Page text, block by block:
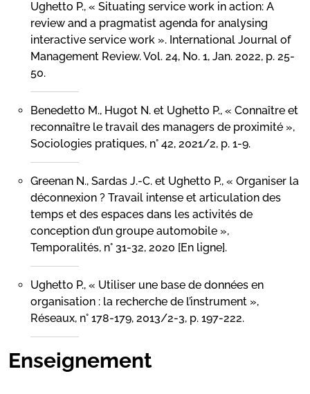
Ughetto P., « Situating service work in action: A
review and a pragmatist agenda for analysing
interactive service work ». International Journal of
Management Review. Vol. 24, No. 1, Jan. 2022, p. 25-
50.
Benedetto M., Hugot N. et Ughetto P., « Connaître et
reconnaître le travail des managers de proximité »,
Sociologies pratiques, n° 42, 2021/2, p. 1-9.
Greenan N., Sardas J.-C. et Ughetto P., « Organiser la
déconnexion ? Travail intense et articulation des
temps et des espaces dans les activités de
conception d’un groupe automobile »,
Temporalités, n° 31-32, 2020 [En ligne].
Ughetto P., « Utiliser une base de données en
organisation : la recherche de l’instrument »,
Réseaux, n° 178-179, 2013/2-3, p. 197-222.
Enseignement